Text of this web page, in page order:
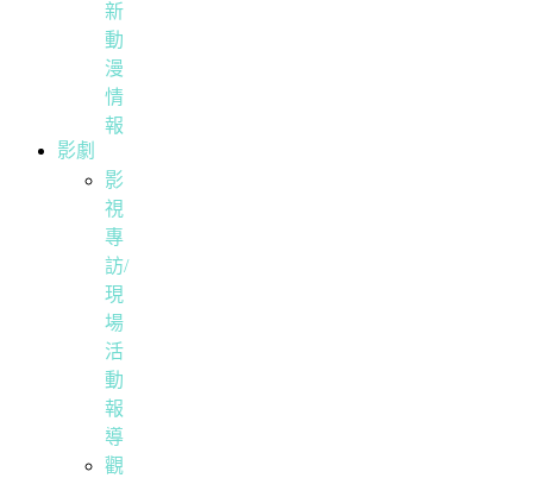
新
動
漫
情
報
影劇
影
視
專
訪/
現
場
活
動
報
導
觀